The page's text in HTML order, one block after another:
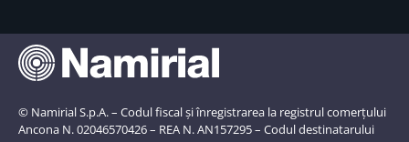
© Namirial S.p.A. – Codul fiscal și înregistrarea la registrul comerțului
Ancona N. 02046570426 – REA N. AN157295 – Codul destinatarului